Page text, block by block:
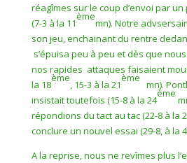
réagîmes sur le coup d’envoi par
(7-3 à la 11
ème
mn). Notre
son jeu, enchainant du rentre
s’épuisa peu à peu et dès que
nos rapides attaques faisaient
la 18
ème
, 15-3 à la 21
ème
mn).
insistait toutefois (15-8 à la 24
ème
répondions du tact au tac (22-8 à la
conclure un nouvel essai (29-8, à la
A la reprise, nous ne revîmes plus